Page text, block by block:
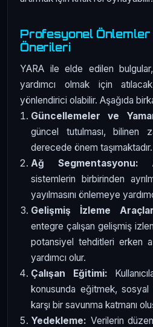
Profesyonel Önlemler
Önerileri
YARA ile elde edilen
yardımcı olmak için
yönlendirici olabilir. Aşağıda
Güncellemeler ve
güncel tutulması, bilinen
derecede önem taşımaktadır.
Ağ Segmentasyonu:
sistemlerin birbirinden
yayılmasını önlemeye
Gelişmiş İzleme
entegre çalışan gelişmiş
potansiyel tehditleri erken
yardımcı olur.
Çalışan Eğitimi:
konusunda eğitmek, sosyal
karşı bir savunma katmanı
Yedekleme: Verilerin